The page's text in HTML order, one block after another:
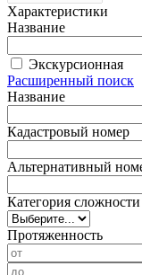
Характеристики
Название
Экскурсионная
Расширенный поиск
Название
Кадастровый номер
Альтернативный
Категория сложности
Протяженность